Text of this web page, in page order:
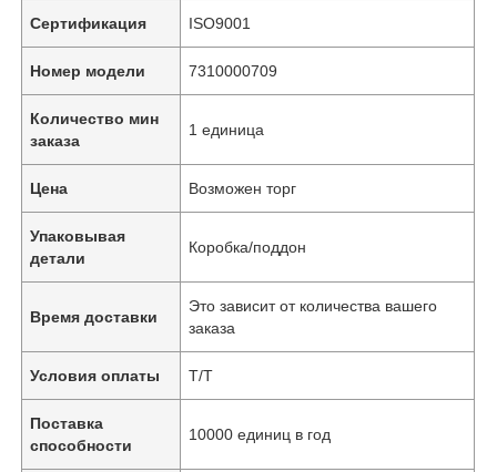
Сертификация ISO9001
Номер модели 7310000709
Количество мин
заказа
1 единица
Цена Возможен торг
Упаковывая
детали
Коробка/поддон
Время доставки
Это зависит от количества вашего
заказа
Условия оплаты Т/Т
Поставка
способности
10000 единиц в год